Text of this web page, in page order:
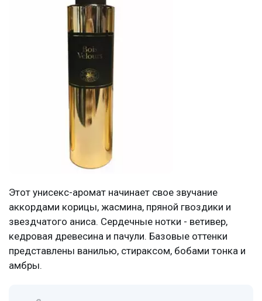
Этот унисекс-аромат начинает свое звучание
аккордами корицы, жасмина, пряной гвоздики и
звездчатого аниса. Сердечные нотки - ветивер,
кедровая древесина и пачули. Базовые оттенки
представлены ванилью, стираксом, бобами тонка и
амбры.